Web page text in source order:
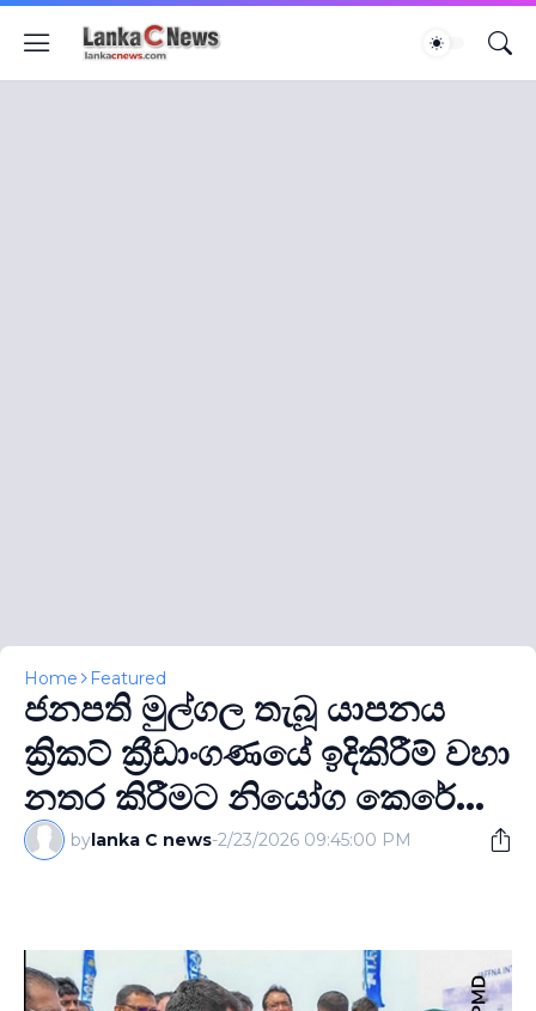
Home Featured
ජනපති මුල්ගල තැබූ යාපනය
ක්‍රිකට් ක්‍රීඩාංගණයේ ඉදිකිරීම් වහා
නතර කිරීමට නියෝග කෙරේ...
bylanka C news-2/23/2026 09:45:00 PM